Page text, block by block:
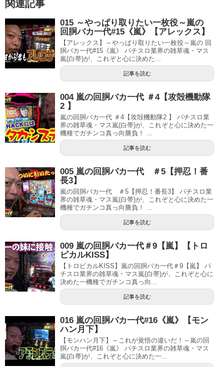
関連記事
015 ～やっぱり取りたい一枚役～嵐の
回胴バカ一代#15《嵐》【アレックス】
【アレックス】～やっぱり取りたい一枚役～嵐の 回
胴バカ一代#15《嵐》 パチスロ業界の雑草魂・マス
嵐(白帯)が、これぞと心に決めた...
記事を読む
004 嵐の回胴バカ一代 ＃4【攻殻機動隊
2 】
嵐の回胴バカ一代 ＃4【攻殻機動隊2 】 パチスロ業
界の雑草魂・マス嵐(白帯)が、これぞと心に決めた一
機種でガチンコ真っ向勝負！ ...
記事を読む
005 嵐の回胴バカ一代 ＃5【押忍！番
長3】
嵐の回胴バカ一代 ＃5【押忍！番長3】 パチスロ業
界の雑草魂・マス嵐(白帯)が、これぞと心に決めた一
機種でガチンコ真っ向勝負！ ...
記事を読む
009 嵐の回胴バカ一代＃9【嵐】【トロ
ピカルKISS】
【トロピカルKISS】嵐の回胴バカ一代＃9【嵐】 パ
チスロ業界の雑草魂・マス嵐(白帯)が、これぞと心に
決めた一機種でガチンコ真っ向...
記事を読む
016 嵐の回胴バカ一代#16《嵐》【モン
ハン月下】
【モンハン月下】～これが覚悟の違いだ！～嵐の回
胴バカ一代#16《嵐》 パチスロ業界の雑草魂・マス
嵐(白帯)が、これぞと心に決めた一...